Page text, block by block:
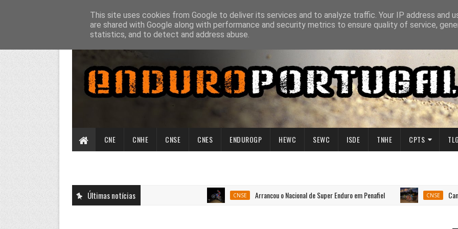
CNE CNHE CNSE CNES ENDUROGP HEWC SEWC ISDE TNHE CPTS TLG
Últimas notícias CNSE Arrancou o Nacional de Super Enduro em Penafiel CNSE
This site uses cookies from Google to deliver its services and to analyze traffic. Your IP address and
are shared with Google along with performance and security metrics to ensure quality of service,
statistics, and to detect and address abuse.